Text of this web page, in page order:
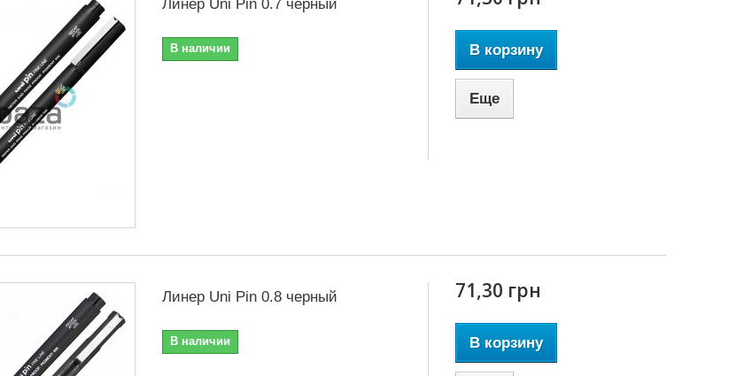
Линер Uni Pin 0.7 черный
В наличии В корзину
Еще
Линер Uni Pin 0.8 черный
В наличии
71,30 грн
В корзину